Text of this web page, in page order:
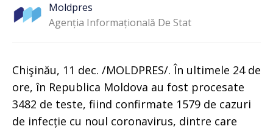
Moldpres
Agenția Informațională De Stat
Chişinău, 11 dec. /MOLDPRES/. În ultimele 24 de
ore, în Republica Moldova au fost procesate
3482 de teste, fiind confirmate 1579 de cazuri
de infecție cu noul coronavirus, dintre care